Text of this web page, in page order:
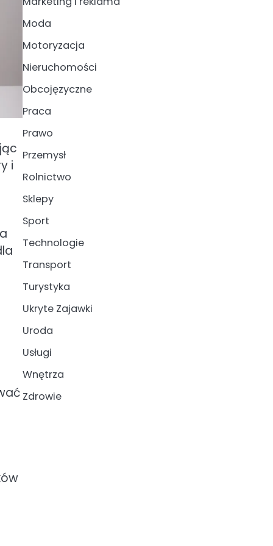
i
Moda
Motoryzacja
Nieruchomości
Obcojęzyczne
Praca
Prawo
Przemysł
Rolnictwo
Sklepy
Sport
Technologie
Transport
Turystyka
Ukryte Zajawki
Uroda
Usługi
Wnętrza
Zdrowie